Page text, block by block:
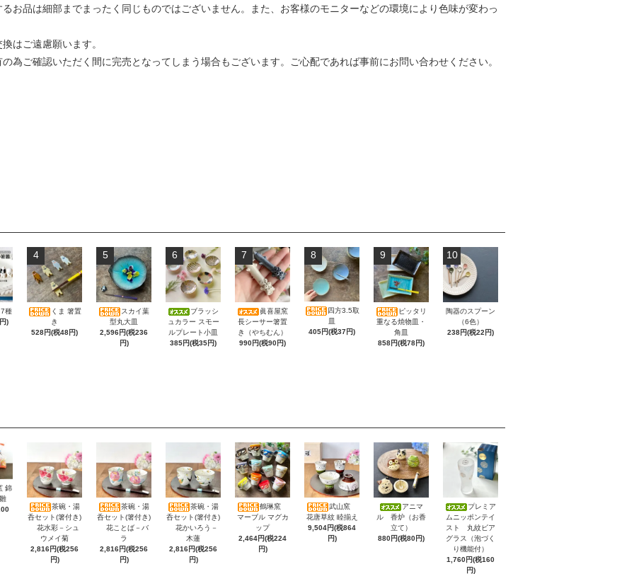
お品は細部までまったく同じものではございません。また、お客様のモニターなどの環境により色味が変わっ
はご遠慮願います。
為ご確認いただく間に完売となってしまう場合もございます。ご心配であれば事前にお問い合わせください。
種
)
4
くま 箸置
き
528円(税48円)
5
スカイ葉
型丸大皿
2,596円(税236
円)
6
ブラッシ
ュカラー スモー
ルプレート小皿
385円(税35円)
7
眞喜屋窯
長シーサー箸置
き（やちむん）
990円(税90円)
8
四方3.5取
405円(税37円)
9
ピッタリ
重なる焼物皿・
角皿
858円(税78円)
10
陶器のスプーン
（6色）
238円(税22円)
錦
茶碗・湯
呑セット(箸付き)
花水彩－シュ
ウメイ菊
2,816円(税256
円)
茶碗・湯
呑セット(箸付き)
花ことば－バ
ラ
2,816円(税256
円)
茶碗・湯
呑セット(箸付き)
花かいろう－
木蓮
2,816円(税256
円)
鶴琳窯
マーブル マグカ
ップ
2,464円(税224
円)
武山窯
花唐草紋 睦揃え
9,504円(税864
円)
アニマ
ル 香炉（お香
立て）
880円(税80円)
プレミア
ムニッポンテイ
スト 丸紋ビア
グラス（泡づく
り機能付）
1,760円(税160
円)